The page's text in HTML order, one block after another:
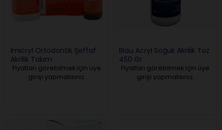
İmicryl Ortodontik Şeffaf
Akrilik Takım
Fiyatları görebilmek için üye
girişi yapmalısınız.
Blau Acryl Soğuk Akrilik Toz
450 Gr
Fiyatları görebilmek için üye
girişi yapmalısınız.